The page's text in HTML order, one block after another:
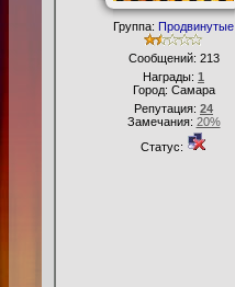
Группа: Продвинутые
Сообщений: 213
Награды: 1
Город: Самара
Репутация: 24
Замечания: 20%
Статус: